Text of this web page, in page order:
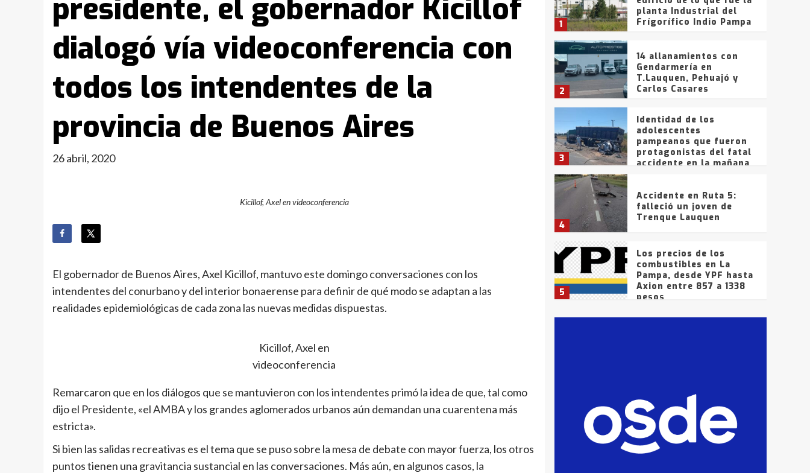
presidente, el gobernador Kicillof
dialogó vía videoconferencia con
todos los intendentes de la
provincia de Buenos Aires
26 abril, 2020
Kicillof, Axel en videoconferencia
El gobernador de Buenos Aires, Axel Kicillof, mantuvo este domingo conversaciones con los
intendentes del conurbano y del interior bonaerense para definir de qué modo se adaptan a las
realidades epidemiológicas de cada zona las nuevas medidas dispuestas.
Kicillof, Axel en
videoconferencia
Remarcaron que en los diálogos que se mantuvieron con los intendentes primó la idea de que, tal como
dijo el Presidente, «el AMBA y los grandes aglomerados urbanos aún demandan una cuarentena más
estricta».
Si bien las salidas recreativas es el tema que se puso sobre la mesa de debate con mayor fuerza, los otros
puntos tienen una gravitancia sustancial en las conversaciones. Más aún, en algunos casos, la
1
planta Industrial del
Frígorífico Indio Pampa
2
14 allanamientos con
Gendarmería en
T.Lauquen, Pehuajó y
Carlos Casares
3
Identidad de los
adolescentes
pampeanos que fueron
protagonistas del fatal
accidente en la mañana
4
Accidente en Ruta 5:
falleció un joven de
Trenque Lauquen
5
Los precios de los
combustibles en La
Pampa, desde YPF hasta
Axion entre 857 a 1338
pesos
La Bolsa de Cereales de
que intentaron evadir a
la Policía fueron
detenidos por
comercialización de
drogas en la tarde del
sábado